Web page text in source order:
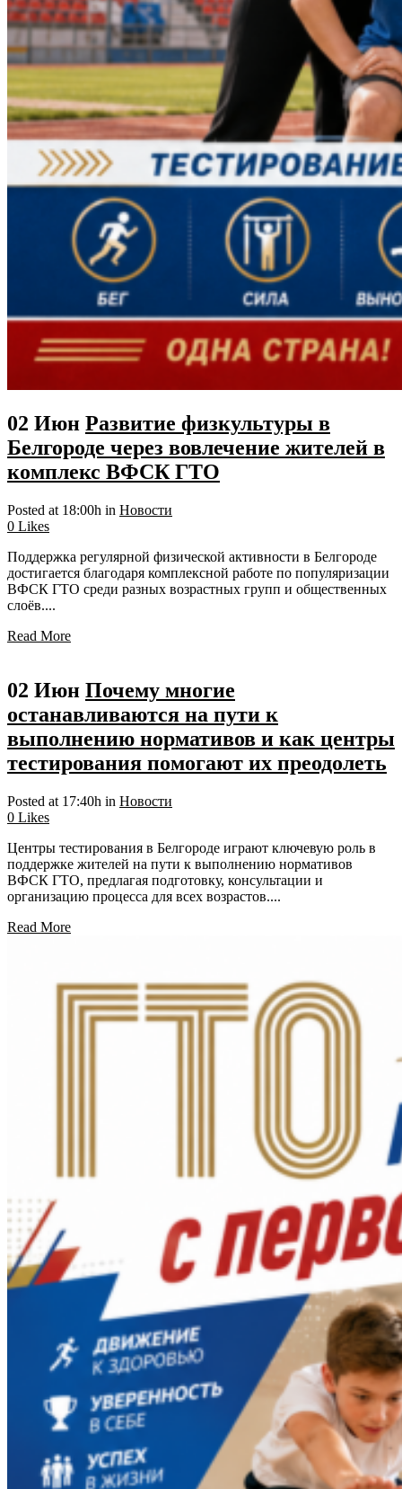
02 Июн Развитие физкультуры в
Белгороде через вовлечение жителей в
комплекс ВФСК ГТО
Posted at 18:00h in Новости
0 Likes
Поддержка регулярной физической активности в Белгороде
достигается благодаря комплексной работе по популяризации
ВФСК ГТО среди разных возрастных групп и общественных
слоёв....
Read More
02 Июн Почему многие
останавливаются на пути к
выполнению нормативов и как центры
тестирования помогают их преодолеть
Posted at 17:40h in Новости
0 Likes
Центры тестирования в Белгороде играют ключевую роль в
поддержке жителей на пути к выполнению нормативов
ВФСК ГТО, предлагая подготовку, консультации и
организацию процесса для всех возрастов....
Read More